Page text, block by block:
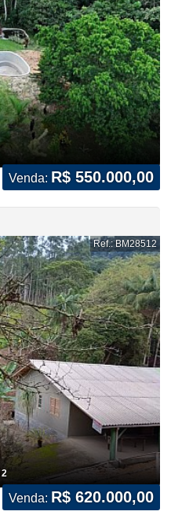
Venda: R$ 550.000,00
Ref.: BM28512
2
Venda: R$ 620.000,00